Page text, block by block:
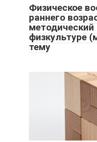
Физическое
раннего
физкультуре
тему